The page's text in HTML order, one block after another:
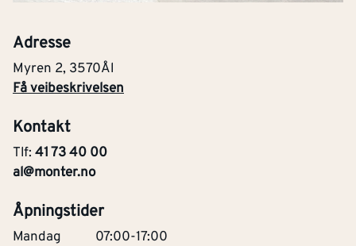
Adresse
Myren 2, 3570Ål
Få veibeskrivelsen
Kontakt
Tlf: 41 73 40 00
al@monter.no
Åpningstider
Mandag
07:00-17:00